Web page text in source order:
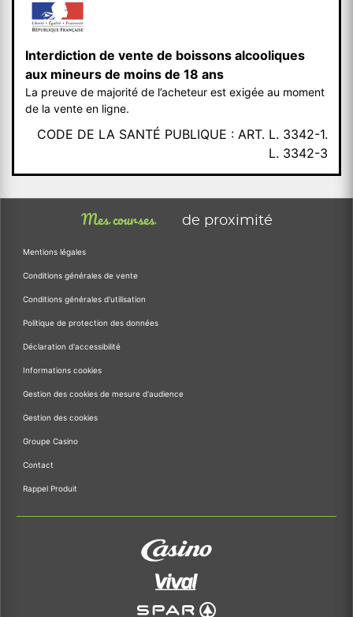
Interdiction de vente de boissons alcooliques
aux mineurs de moins de 18 ans
La preuve de majorité de l’acheteur est exigée au moment
de la vente en ligne.
CODE DE LA SANTÉ PUBLIQUE : ART. L. 3342-1.
L. 3342-3
Mes courses de proximité
Mentions légales
Conditions générales de vente
Conditions générales d'utilisation
Politique de protection des données
Déclaration d'accessibilité
Informations cookies
Gestion des cookies de mesure d'audience
Gestion des cookies
Groupe Casino
Contact
Rappel Produit